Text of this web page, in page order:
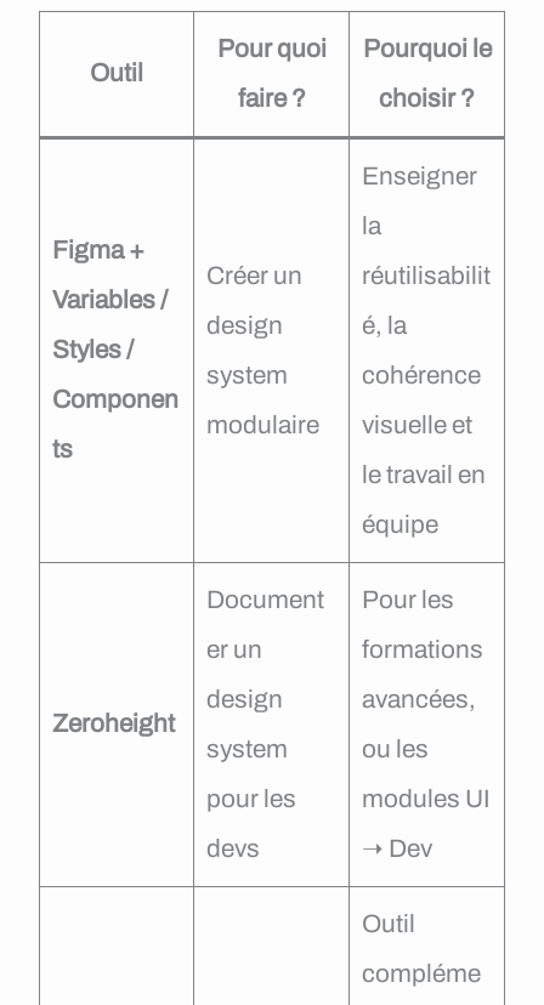
Outil
Pour quoi
faire ?
Pourquoi le
choisir ?
Figma +
Variables /
Styles /
Componen
ts
Créer un
design
system
modulaire
Enseigner
la
réutilisabilit
é, la
cohérence
visuelle et
le travail en
équipe
Zeroheight
Document
er un
design
system
pour les
devs
Pour les
formations
avancées,
ou les
modules UI
➝ Dev
Outil
compléme